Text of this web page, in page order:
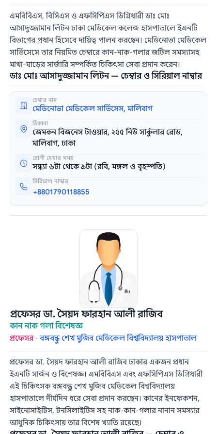
এমবিবিএস, বিসিএস ও এফসিপিএস ডিগ্রিধারী ডাঃ মোঃ
আসাদুজ্জামান লিটন ঢাকা মেডিকেল কলেজ হাসপাতালে ইএনটি
বিভাগের প্রধান হিসেবে দায়িত্ব পালন করছেন। মেডিনোভা মেডিকেল
সার্ভিসেসে তার নিয়মিত চেম্বারে কান-নাক-গলার জটিল সমস্যাসহ
মাথা-ঘাড়ের সার্জারি সম্পর্কিত চিকিৎসা সেবা প্রদান করেন।
ডাঃ মোঃ আসাদুজ্জামান লিটন — চেম্বার ও সিরিয়াল নাম্বার
চেম্বার নাম
মেডিনোভা মেডিকেল সার্ভিসেস, মালিবাগ
ঠিকানা
জেমকন বিজনেস টাওয়ার, ২৫৫ নিউ সার্কুলার রোড,
মালিবাগ, ঢাকা
রোগী দেখার সময়
সন্ধ্যা ৬টা থেকে ৯টা (রবি, মঙ্গল ও বৃহস্পতি)
সিরিয়াল নাম্বার
+8801790118855
প্রফেসর ডা. সৈয়দ ফারহান আলী রাজিব
কান নাক গলা বিশেষজ্ঞ
প্রফেসর ·বঙ্গবন্ধু শেখ মুজিব মেডিকেল বিশ্ববিদ্যালয় হাসপাতাল
প্রফেসর ডা. সৈয়দ ফারহান আলী রাজিব ঢাকার একজন প্রধান
ইএনটি সার্জন ও বিশেষজ্ঞ। এমবিবিএস এবং এফসিপিএস ডিগ্রিধারী
এই চিকিৎসক বঙ্গবন্ধু শেখ মুজিব মেডিকেল বিশ্ববিদ্যালয়
হাসপাতালে দীর্ঘদিন ধরে সেবা প্রদান করছেন। কানের ইনফেকশন,
সাইনোসাইটিস, টনসিলাইটিস সহ নাক-কান-গলার নানান সমস্যার
আধুনিক চিকিৎসায় তার বিশেষ খ্যাতি রয়েছে।